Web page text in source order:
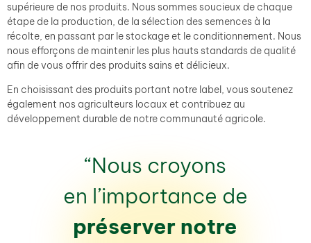
supérieure de nos produits. Nous sommes soucieux de chaque
étape de la production, de la sélection des semences à la
récolte, en passant par le stockage et le conditionnement. Nous
nous efforçons de maintenir les plus hauts standards de qualité
afin de vous offrir des produits sains et délicieux.
En choisissant des produits portant notre label, vous soutenez
également nos agriculteurs locaux et contribuez au
développement durable de notre communauté agricole.
“Nous croyons
en l’importance de
préserver notre